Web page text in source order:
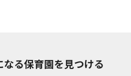
る保育園を見つける